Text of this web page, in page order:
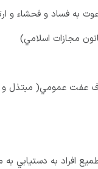
به فساد و فحشاء و